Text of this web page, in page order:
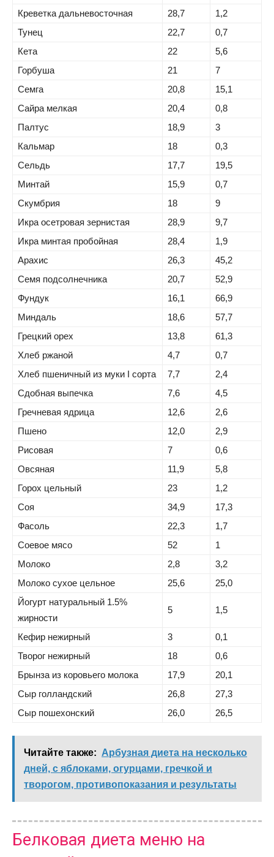
Креветка дальневосточная
28,7
1,2
Тунец
22,7
0,7
Кета
22
5,6
Горбуша
21
7
Семга
20,8
15,1
Сайра мелкая
20,4
0,8
Палтус
18,9
3
Кальмар
18
0,3
Сельдь
17,7
19,5
Минтай
15,9
0,7
Скумбрия
18
9
Икра осетровая зернистая
28,9
9,7
Икра минтая пробойная
28,4
1,9
Арахис
26,3
45,2
Семя подсолнечника
20,7
52,9
Фундук
16,1
66,9
Миндаль
18,6
57,7
Грецкий орех
13,8
61,3
Хлеб ржаной
4,7
0,7
Хлеб пшеничный из муки I сорта
7,7
2,4
Сдобная выпечка
7,6
4,5
Гречневая ядрица
12,6
2,6
Пшено
12,0
2,9
Рисовая
7
0,6
Овсяная
11,9
5,8
Горох цельный
23
1,2
Соя
34,9
17,3
Фасоль
22,3
1,7
Соевое мясо
52
1
Молоко
2,8
3,2
Молоко сухое цельное
25,6
25,0
Йогурт натуральный 1.5%
жирности
5 1,5
Кефир нежирный 3
0,1
Творог нежирный
18
0,6
Брынза из коровьего молока
17,9
20,1
Сыр голландский
26,8
27,3
Сыр пошехонский
26,0 26,5
Читайте также: Арбузная диета на несколько
дней, с яблоками, огурцами, гречкой и
творогом, противопоказания и результаты
Белковая диета меню на